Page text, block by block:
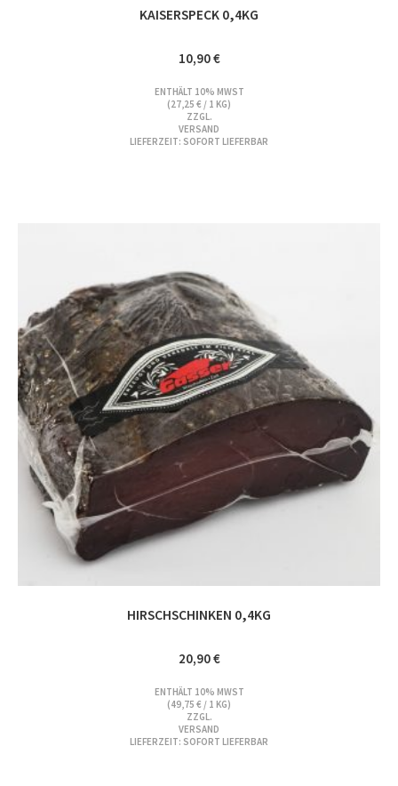
KAISERSPECK 0,4KG
10,90€
ENTHÄLT 10% MWST
(27,25 € / 1 KG)
ZZGL.
VERSAND
LIEFERZEIT: SOFORT LIEFERBAR
HIRSCHSCHINKEN 0,4KG
20,90€
ENTHÄLT 10% MWST
(49,75 € / 1 KG)
ZZGL.
VERSAND
LIEFERZEIT: SOFORT LIEFERBAR